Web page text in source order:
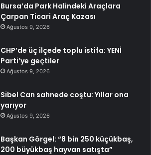
Bursa’da Park Halindeki Araçlara
Çarpan Ticari Araç Kazası
Ağustos 9, 2026
CHP’de üç ilçede toplu istifa: YENİ
Parti’ye geçtiler
Ağustos 9, 2026
Sibel Can sahnede coştu: Yıllar ona
yarıyor
Ağustos 9, 2026
Başkan Görgel: “8 bin 250 küçükbaş,
200 büyükbaş hayvan satışta”